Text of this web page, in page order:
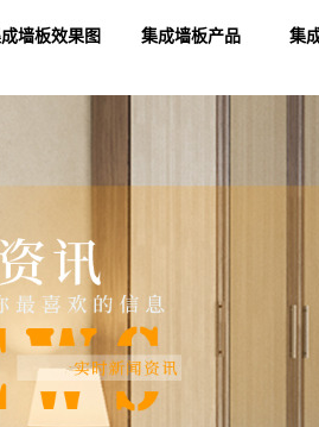
墙板效果图 集成墙板产品 集